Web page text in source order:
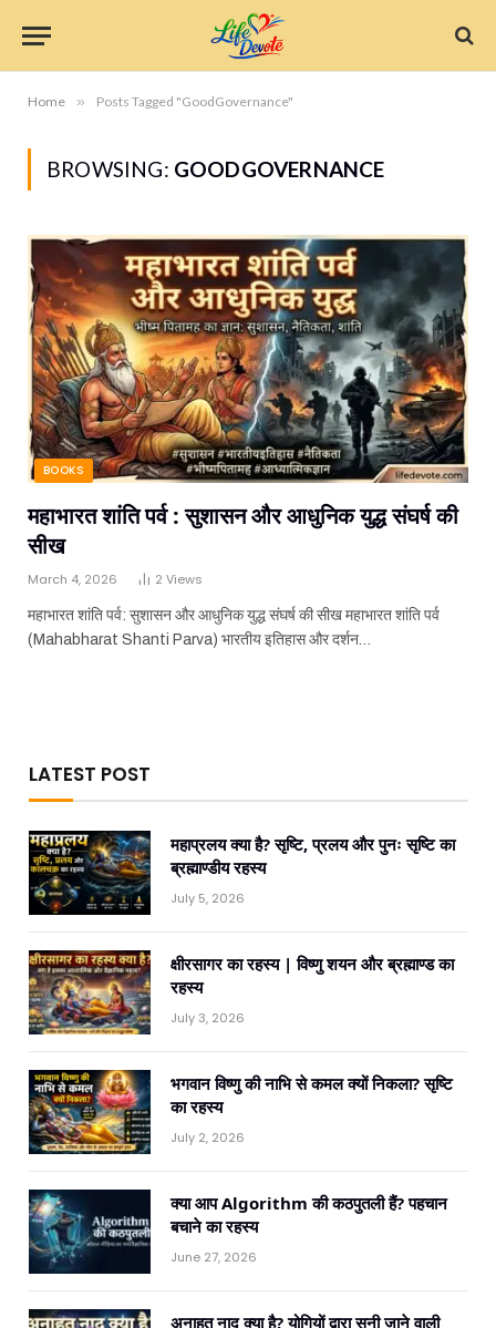
Home » Posts Tagged "GoodGovernance"
BROWSING: GOODGOVERNANCE
BOOKS
महाभारत शांति पर्व : सुशासन और आधुनिक युद्ध संघर्ष की
सीख
March 4, 2026 2 Views
महाभारत शांति पर्व: सुशासन और आधुनिक युद्ध संघर्ष की सीख महाभारत शांति पर्व
(Mahabharat Shanti Parva) भारतीय इतिहास और दर्शन…
LATEST POST
महाप्रलय क्या है? सृष्टि, प्रलय और पुनः सृष्टि का
ब्रह्माण्डीय रहस्य
July 5, 2026
क्षीरसागर का रहस्य | विष्णु शयन और ब्रह्माण्ड का
रहस्य
July 3, 2026
भगवान विष्णु की नाभि से कमल क्यों निकला? सृष्टि
का रहस्य
July 2, 2026
क्या आप Algorithm की कठपुतली हैं? पहचान
बचाने का रहस्य
June 27, 2026
अनाहत नाद क्या है? योगियों द्वारा सुनी जाने वाली